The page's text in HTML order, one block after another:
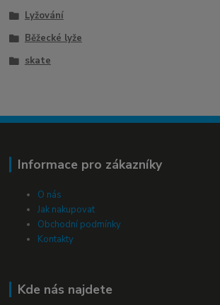
Lyžování
Běžecké lyže
skate
Informace pro zákazníky
O nás
Jak nakupovat
Obchodní podmínky
Kontakty
Kde nás najdete